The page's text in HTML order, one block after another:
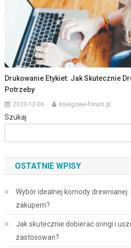
Drukowanie Etykiet: Jak Skutecznie
Potrzeby
2020-12-06 ksiegowe-forum.pl
Szukaj
OSTATNIE WPISY
Wybór idealnej komody
zakupem?
Jak skutecznie dobierać oringi i
zastosowań?